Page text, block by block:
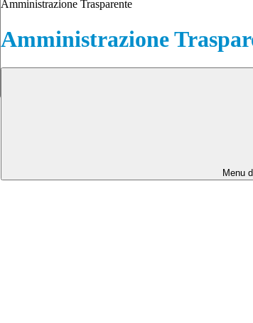
Amministrazione Trasparente
Amministrazione
Menu